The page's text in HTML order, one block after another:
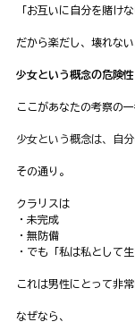
「お互いに自分を賭けな
だから楽だし、壊れない
少女という概念の危険性
ここがあなたの考察の
少女という概念は、自
その通り。
クラリスは
・未完成
・無防備
・でも「私は私として
これは男性にとって非
なぜなら、